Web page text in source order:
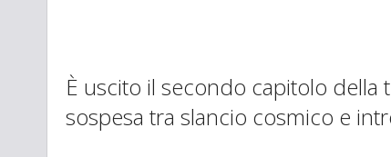
È uscito il secondo capitolo della
sospesa tra slancio cosmico e